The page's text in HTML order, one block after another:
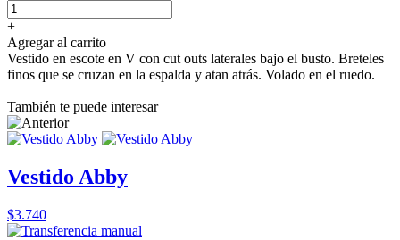
+
Agregar al carrito
Vestido en escote en V con cut outs laterales bajo el busto. Breteles
finos que se cruzan en la espalda y atan atrás. Volado en el ruedo.
También te puede interesar
Vestido Abby
$3.740